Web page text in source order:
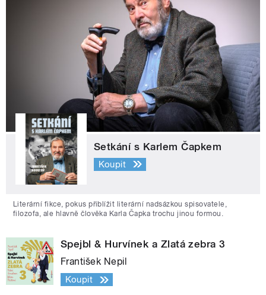
Setkání s Karlem Čapkem
Koupit
Literární fikce, pokus přiblížit literární nadsázkou spisovatele,
filozofa, ale hlavně člověka Karla Čapka trochu jinou formou.
Spejbl & Hurvínek a Zlatá zebra 3
František Nepil
Koupit